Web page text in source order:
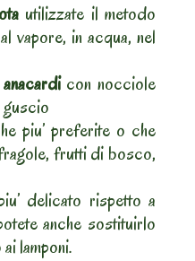
utilizzate il metodo
vapore, in acqua, nel
anacardicon nocciole
piu’ preferite o che
frutti di bosco,
delicato rispetto a
anche sostituirlo
lamponi.